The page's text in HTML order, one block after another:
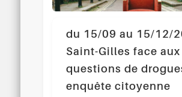
du 15/09 au 15/12/
Saint-Gilles face aux
questions de
enquête citoyenne